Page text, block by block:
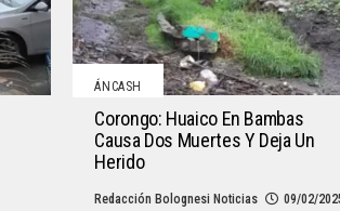
ÁNCASH
Corongo: Huaico En Bambas
Causa Dos Muertes Y Deja Un
Herido
Redacción Bolognesi Noticias 09/02/